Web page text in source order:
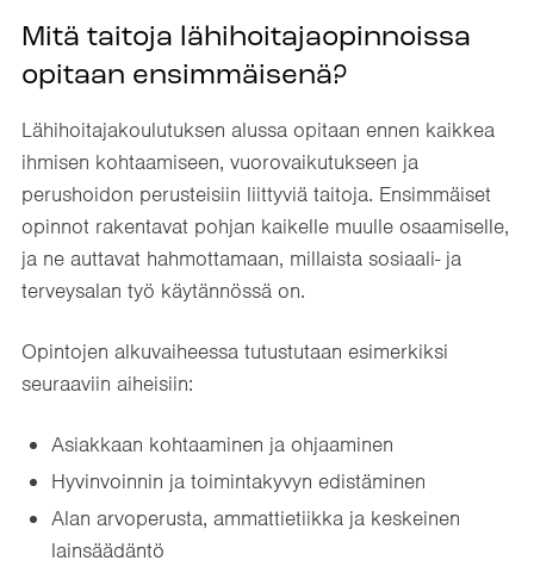
Mitä taitoja lähihoitajaopinnoissa
opitaan ensimmäisenä?
Lähihoitajakoulutuksen alussa opitaan ennen kaikkea
ihmisen kohtaamiseen, vuorovaikutukseen ja
perushoidon perusteisiin liittyviä taitoja. Ensimmäiset
opinnot rakentavat pohjan kaikelle muulle osaamiselle,
ja ne auttavat hahmottamaan, millaista sosiaali- ja
terveysalan työ käytännössä on.
Opintojen alkuvaiheessa tutustutaan esimerkiksi
seuraaviin aiheisiin:
Asiakkaan kohtaaminen ja ohjaaminen
Hyvinvoinnin ja toimintakyvyn edistäminen
Alan arvoperusta, ammattietiikka ja keskeinen
lainsäädäntö